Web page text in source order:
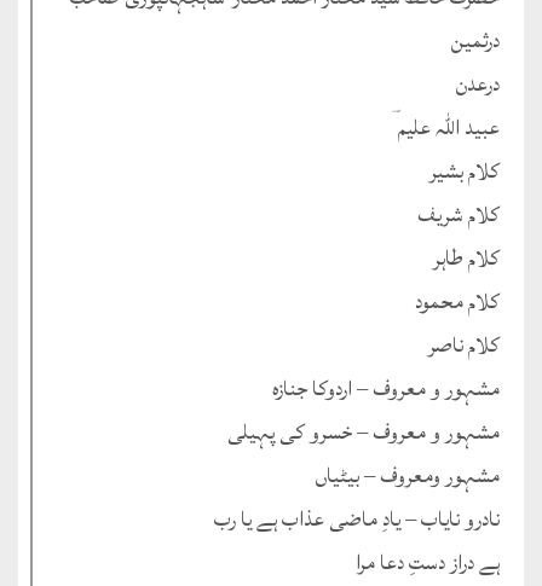
درثمین
درعدن
عبید اللہ علیم ؔ
کلام بشیر
کلام شریف
کلام طاہر
کلام محمود
کلام ناصر
مشہور و معروف – اردوکا جنازہ
مشہور و معروف – خسرو کی پہیلی
مشہور ومعروف – بیٹیاں
نادرو نایاب – یادِ ماضی عذاب ہے یا رب
ہے دراز دستِ دعا مرا